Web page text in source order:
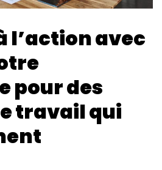
l’action avec
pour des
travail qui